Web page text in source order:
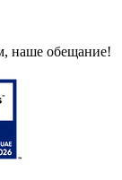
наше обещание!